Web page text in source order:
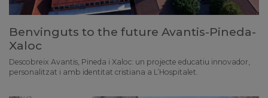
Benvinguts to the future Avantis-Pineda-
Xaloc
Descobreix Avantis, Pineda i Xaloc: un projecte educatiu innovador,
personalitzat i amb identitat cristiana a L’Hospitalet.